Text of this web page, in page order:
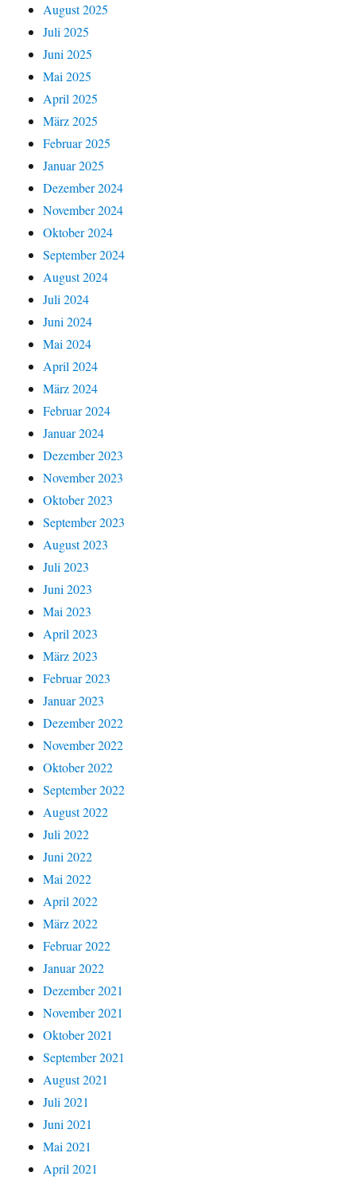
August 2025
Juli 2025
Juni 2025
Mai 2025
April 2025
März 2025
Februar 2025
Januar 2025
Dezember 2024
November 2024
Oktober 2024
September 2024
August 2024
Juli 2024
Juni 2024
Mai 2024
April 2024
März 2024
Februar 2024
Januar 2024
Dezember 2023
November 2023
Oktober 2023
September 2023
August 2023
Juli 2023
Juni 2023
Mai 2023
April 2023
März 2023
Februar 2023
Januar 2023
Dezember 2022
November 2022
Oktober 2022
September 2022
August 2022
Juli 2022
Juni 2022
Mai 2022
April 2022
März 2022
Februar 2022
Januar 2022
Dezember 2021
November 2021
Oktober 2021
September 2021
August 2021
Juli 2021
Juni 2021
Mai 2021
April 2021